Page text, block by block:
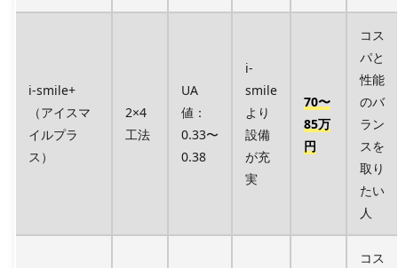
i-smile+
（アイスマ
イルプラ
ス）
2×4
工法
UA
値：
0.33〜
0.38
i-
smile
より
設備
が充
実
70〜
85万
円
コス
パと
性能
のバ
ラン
スを
取り
たい
人
コス